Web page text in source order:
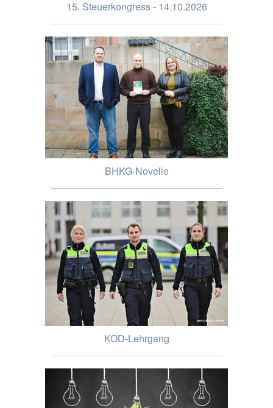
15. Steuerkongress - 14.10.2026
BHKG-Novelle
KOD-Lehrgang